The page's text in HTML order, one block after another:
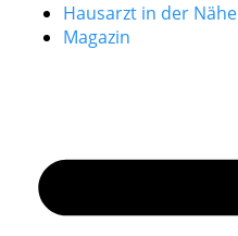
Hausarzt in der Nähe
Magazin